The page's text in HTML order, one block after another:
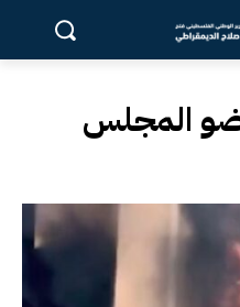
المجلس